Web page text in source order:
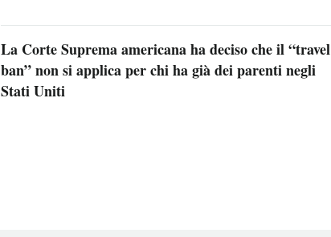
La Corte Suprema americana ha deciso che il “travel
ban” non si applica per chi ha già dei parenti negli
Stati Uniti